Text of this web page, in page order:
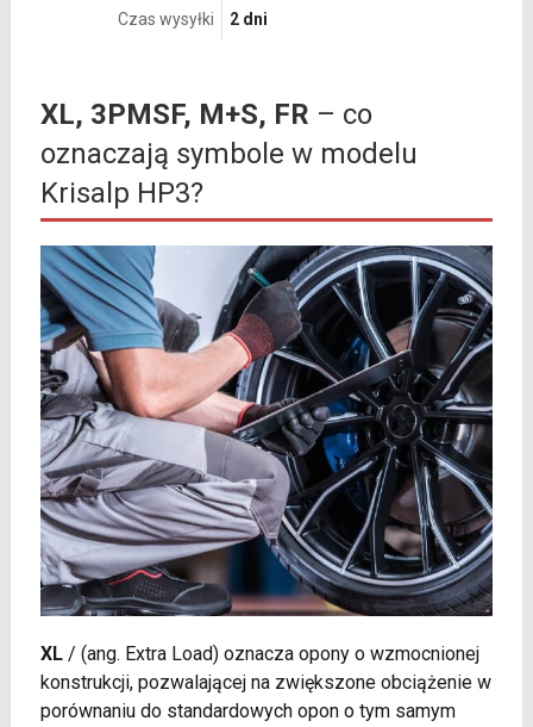
Czas wysyłki 2 dni
XL, 3PMSF, M+S, FR – co
oznaczają symbole w modelu
Krisalp HP3?
XL/ (ang. Extra Load) oznacza opony o wzmocnionej
konstrukcji, pozwalającej na zwiększone obciążenie w
porównaniu do standardowych opon o tym samym